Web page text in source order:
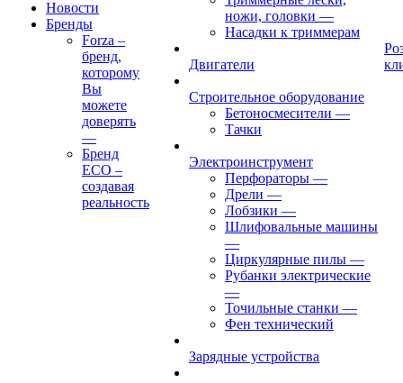
Новости
Бренды
Forza –
бренд,
которому
Вы
можете
доверять
—
Бренд
ECO –
создавая
реальность
ножи, головки —
Насадки к триммерам
Двигатели
Строительное оборудование
Бетоносмесители —
Тачки
Электроинструмент
Перфораторы —
Дрели —
Лобзики —
Шлифовальные машины
—
Циркулярные пилы —
Рубанки электрические
—
Точильные станки —
Фен технический
Зарядные устройства